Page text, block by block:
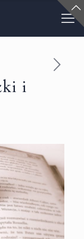
i